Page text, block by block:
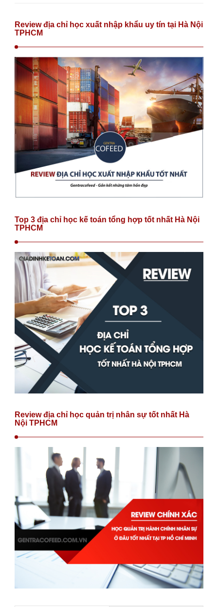
Review địa chỉ học xuất nhập khẩu uy tín tại Hà Nội
TPHCM
Top 3 địa chỉ học kế toán tổng hợp tốt nhất Hà Nội
TPHCM
Review địa chỉ học quản trị nhân sự tốt nhất Hà
Nội TPHCM